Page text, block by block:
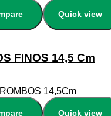
Quick view
FINOS 14,5 Cm
Quick view